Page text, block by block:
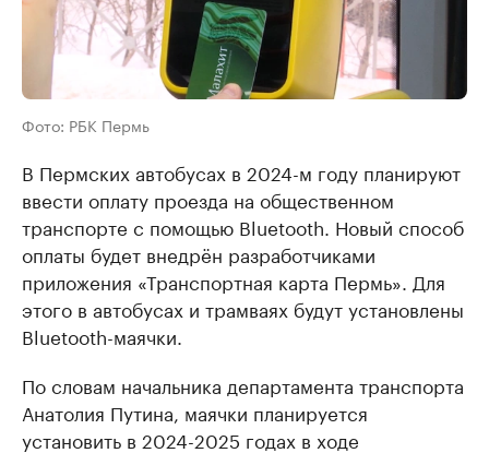
Фото: РБК Пермь
В Пермских автобусах в 2024-м году планируют
ввести оплату проезда на общественном
транспорте с помощью Bluetooth. Новый способ
оплаты будет внедрён разработчиками
приложения «Транспортная карта Пермь». Для
этого в автобусах и трамваях будут установлены
Bluetooth-маячки.
По словам начальника департамента транспорта
Анатолия Путина, маячки планируется
установить в 2024-2025 годах в ходе